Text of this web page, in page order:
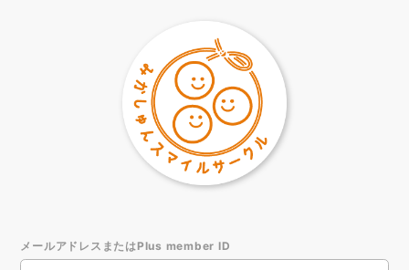
メールアドレスまたはPlus member ID